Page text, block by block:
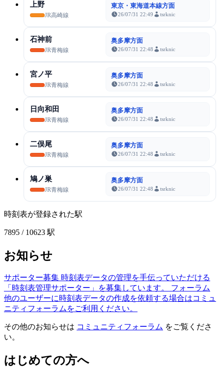
上野
JR高崎線
東京・東海道本線方面
26/07/31 22:49 tsrknic
石神前
JR青梅線
奥多摩方面
26/07/31 22:48 tsrknic
宮ノ平
JR青梅線
奥多摩方面
26/07/31 22:48 tsrknic
日向和田
JR青梅線
奥多摩方面
26/07/31 22:48 tsrknic
二俣尾
JR青梅線
奥多摩方面
26/07/31 22:48 tsrknic
鳩ノ巣
JR青梅線
奥多摩方面
26/07/31 22:48 tsrknic
時刻表が登録された駅
7895 / 10623 駅
お知らせ
サポーター募集 時刻表データの管理を手伝っていただける
「時刻表管理サポーター」を募集しています。
フォーラム
他のユーザーに時刻表データの作成を依頼する場合はコミュ
ニティフォーラムをご利用ください。
その他のお知らせは コミュニティフォーラム をご覧くださ
い。
はじめての方へ